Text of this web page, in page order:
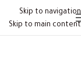
Skip to navigation
Skip to main content